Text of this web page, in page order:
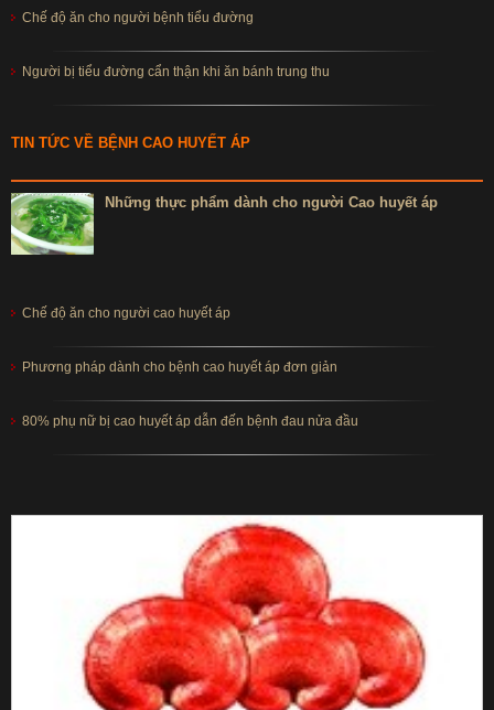
Chế độ ăn cho người bệnh tiểu đường
Người bị tiểu đường cẩn thận khi ăn bánh trung thu
TIN TỨC VỀ BỆNH CAO HUYẾT ÁP
Những thực phẩm dành cho người Cao huyết áp
Chế độ ăn cho người cao huyết áp
Phương pháp dành cho bệnh cao huyết áp đơn giản
80% phụ nữ bị cao huyết áp dẫn đến bệnh đau nửa đầu